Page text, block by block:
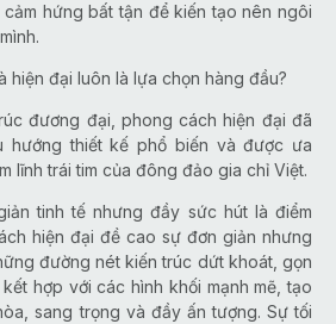
cảm hứng bất tận để kiến tạo nên ngôi
hiện đại luôn là lựa chọn hàng đầu?
đương đại, phong cách hiện đại đã
hướng thiết kế phổ biến và được ưa
lĩnh trái tim của đông đảo gia chỉ Việt.
tinh tế nhưng đầy sức hút là điểm
hiện đại đề cao sự đơn giản nhưng
đường nét kiến trúc dứt khoát, gọn
hợp với các hình khối mạnh mẽ, tạo
sang trọng và đầy ấn tượng. Sự tối